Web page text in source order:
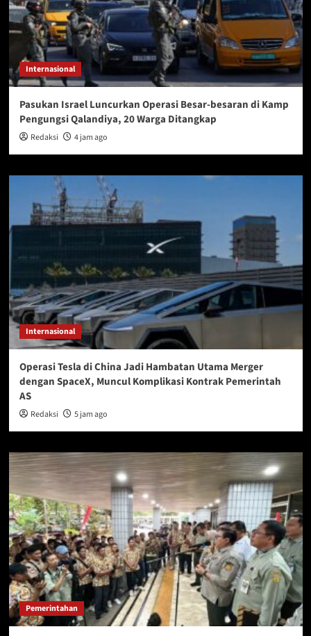
Internasional
Pasukan Israel Luncurkan Operasi Besar-besaran di Kamp
Pengungsi Qalandiya, 20 Warga Ditangkap
Redaksi 4 jam ago
Internasional
Operasi Tesla di China Jadi Hambatan Utama Merger
dengan SpaceX, Muncul Komplikasi Kontrak Pemerintah
AS
Redaksi 5 jam ago
Pemerintahan